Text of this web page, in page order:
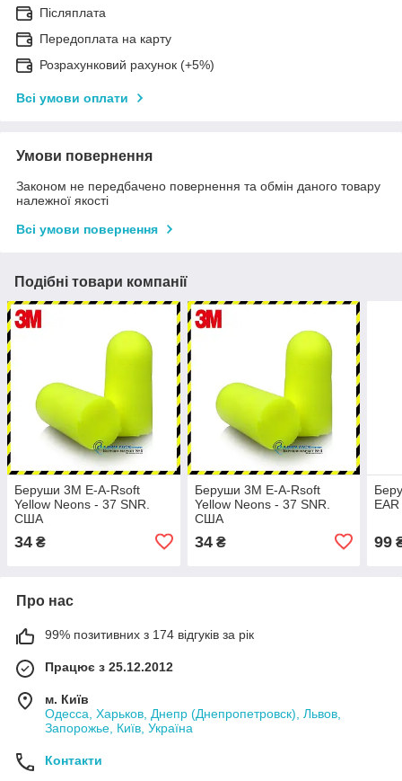
Післяплата
Передоплата на карту
Розрахунковий рахунок (+5%)
Всі умови оплати
Умови повернення
Законом не передбачено повернення та обмін даного товару
належної якості
Всі умови повернення
Подібні товари компанії
Беруши 3M E-A-Rsoft
Yellow Neons - 37 SNR.
США
34 ₴
Беруши 3M E-A-Rsoft
Yellow Neons - 37 SNR.
США
34₴ 99
Про нас
99% позитивних з 174 відгуків за рік
Працює з 25.12.2012
м. Київ
Одесса, Харьков, Днепр (Днепропетровск), Львов,
Запорожье, Київ, Україна
Контакти